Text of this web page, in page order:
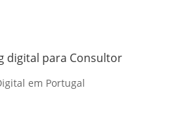
digital para Consultor
em Portugal